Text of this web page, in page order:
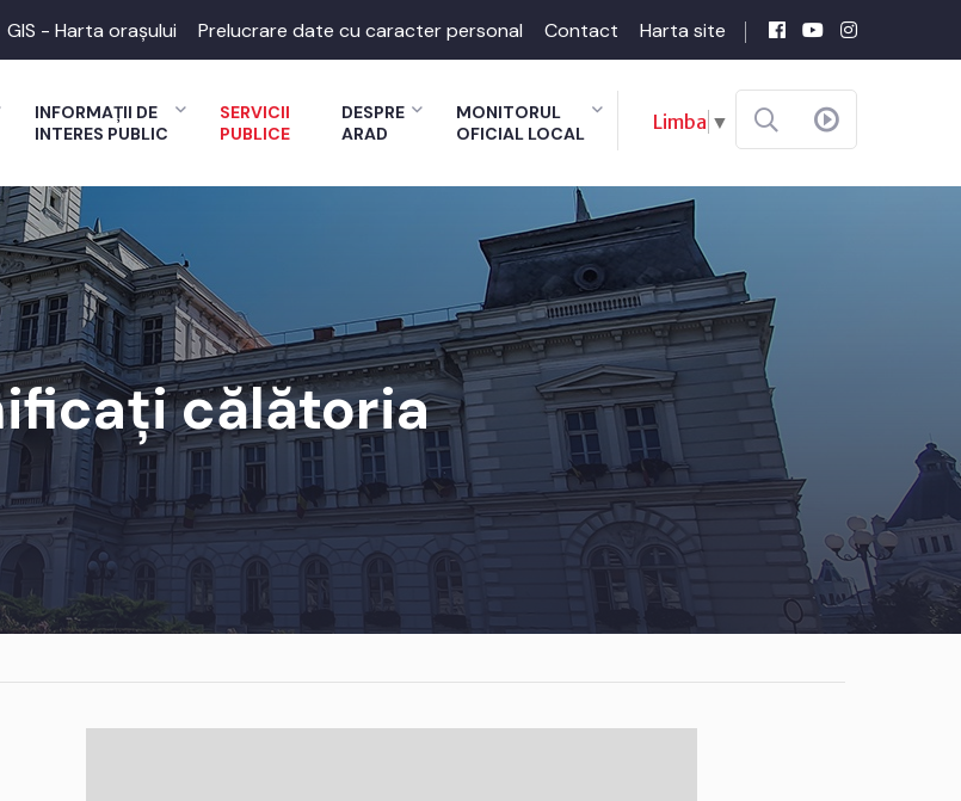
GIS - Harta orașului Prelucrare date cu caracter personal Contact Harta site
INFORMAȚII DE
INTERES PUBLIC
SERVICII
PUBLICE
DESPRE
ARAD
MONITORUL
OFICIAL LOCAL
Limba ▼
călătoria